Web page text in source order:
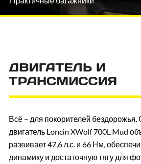
ДВИГАТЕЛЬ И
ТРАНСМИССИЯ
Всё – для покорителей
двигатель Loncin XWolf 700L Mud
развивает 47,6 л.с. и 66 Нм,
динамику и достаточную тягу для